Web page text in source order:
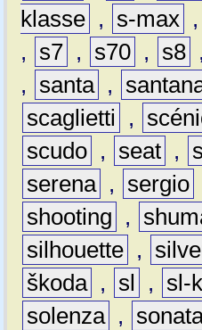
klasse , s-max ,
,
s7 , s70 , s8 ,
,
santa ,
scaglietti
,
scudo , seat ,
serena , sergio
shooting
,
silhouette ,
škoda , sl , sl-
solenza ,